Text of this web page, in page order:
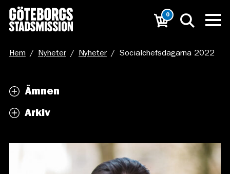
0
Hem / Nyheter / Nyheter / Socialchefsdagarna 2022
Ämnen
Arkiv